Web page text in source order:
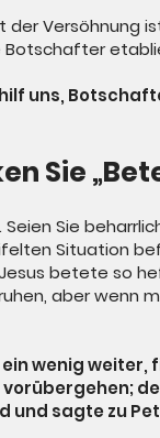
Versöhnung
Botschafter
hilf uns,
Sie
Sie
Situation
betete so
aber wenn
ein wenig
und sagte zu